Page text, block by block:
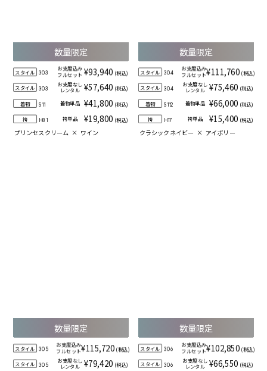
数量限定
スタイル 303
お支度込み
フルセット ¥93,940 (税込)
スタイル 303
お支度なし
レンタル
¥57,640 (税込)
着物 S11 着物単品 ¥41,800 (税込)
袴 H81 袴単品 ¥19,800 (税込)
プリンセスクリーム × ワイン
数量限定
スタイル 304
お支度込み
フルセット¥111,760 (税込)
スタイル 304
お支度なし
レンタル ¥75,460 (税込)
着物 S112 着物単品 ¥66,000 (税込)
袴 H17 袴単品 ¥15,400 (税込)
クラシックネイビー × アイボリー
数量限定
スタイル 305
お支度込み
フルセット¥115,720 (税込)
スタイル 305
お支度なし
レンタル
¥79,420 (税込)
数量限定
スタイル 306
お支度込み
フルセット¥102,850 (税込)
スタイル 306
お支度なし
レンタル ¥66,550 (税込)